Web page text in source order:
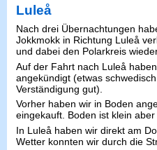
Luleå
Nach drei Übernachtungen
Jokkmokk in Richtung Luleå
und dabei den Polarkreis
Auf der Fahrt nach Luleå
angekündigt (etwas
Verständigung gut).
Vorher haben wir in Boden
eingekauft. Boden ist klein
In Luleå haben wir direkt am
Wetter konnten wir durch die